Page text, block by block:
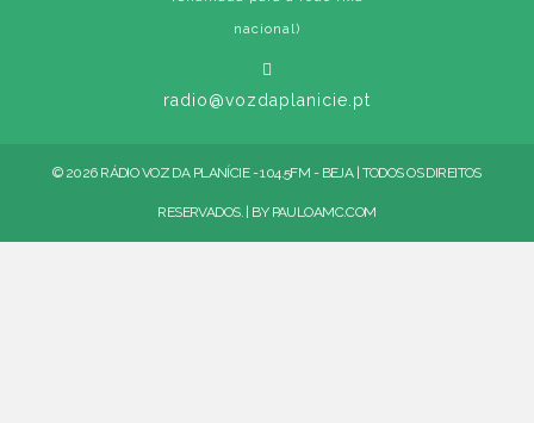
nacional)
radio@vozdaplanicie.pt
© 2026 RÁDIO VOZ DA PLANÍCIE - 104.5FM - BEJA | TODOS OS DIREITOS
RESERVADOS. | BY PAULOAMC.COM